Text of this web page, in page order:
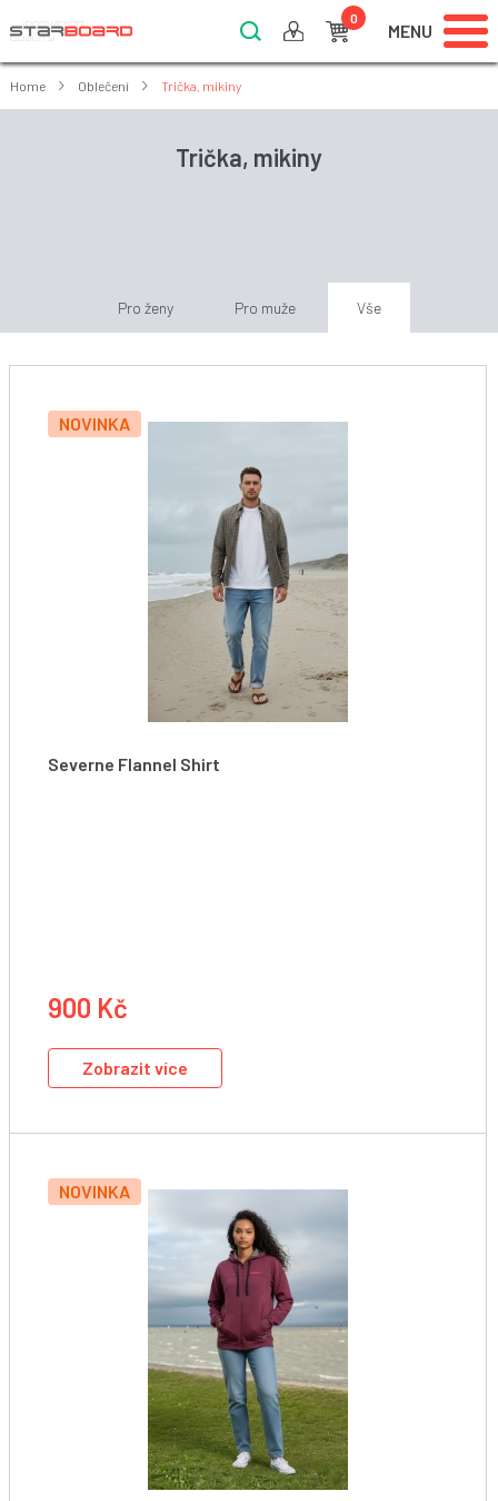
MENU
0
Home Oblečení Trička, mikiny
Trička, mikiny
Pro ženy Pro muže Vše
NOVINKA
Severne Flannel Shirt
900 Kč
Zobrazit více
NOVINKA